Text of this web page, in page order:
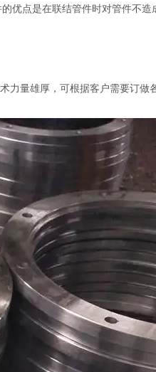
优点是在联结管件时对管件不造
量雄厚，可根据客户需要订做
户的支持与认可